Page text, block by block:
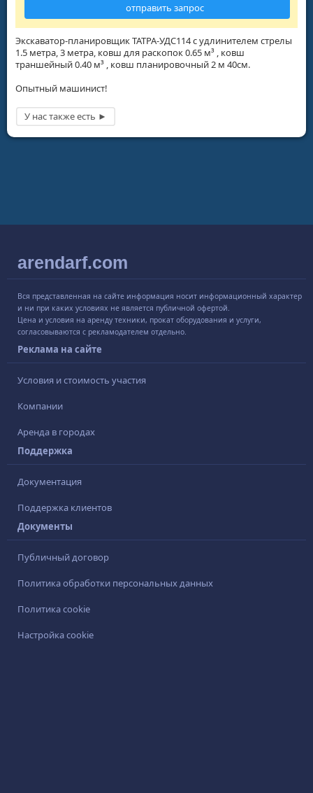
Экскаватор-планировщик ТАТРА-УДС114 с удлинителем стрелы
1.5 метра, 3 метра, ковш для раскопок 0.65 м³ , ковш
траншейный 0.40 м³ , ковш планировочный 2 м 40см.
Опытный машинист!
отправить запрос
arendarf.com
Вся представленная на сайте информация носит информационный характер
и ни при каких условиях не является публичной офертой.
Цена и условия на аренду техники, прокат оборудования и услуги,
согласовываются с рекламодателем отдельно.
Реклама на сайте
Условия и стоимость участия
Компании
Аренда в городах
Поддержка
Документация
Поддержка клиентов
Документы
Публичный договор
Политика обработки персональных данных
Политика cookie
Настройка cookie